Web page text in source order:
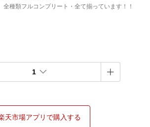
全種類フルコンプリート・全て揃っています！！
1
天市場アプリで購入する